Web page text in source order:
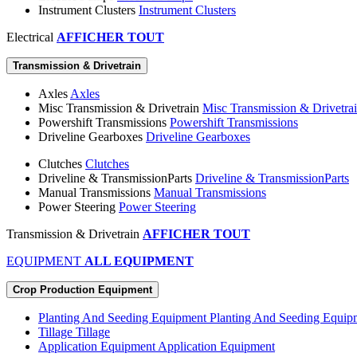
Instrument Clusters Instrument Clusters
Electrical AFFICHER TOUT
Transmission & Drivetrain
Axles Axles
Misc Transmission & Drivetrain Misc Transmission &
Powershift Transmissions Powershift Transmissions
Driveline Gearboxes Driveline Gearboxes
Clutches Clutches
Driveline & TransmissionParts Driveline & TransmissionParts
Manual Transmissions Manual Transmissions
Power Steering Power Steering
Transmission & Drivetrain AFFICHER TOUT
EQUIPMENT ALL EQUIPMENT
Crop Production Equipment
Planting And Seeding Equipment Planting And Seeding
Tillage Tillage
Application Equipment Application Equipment